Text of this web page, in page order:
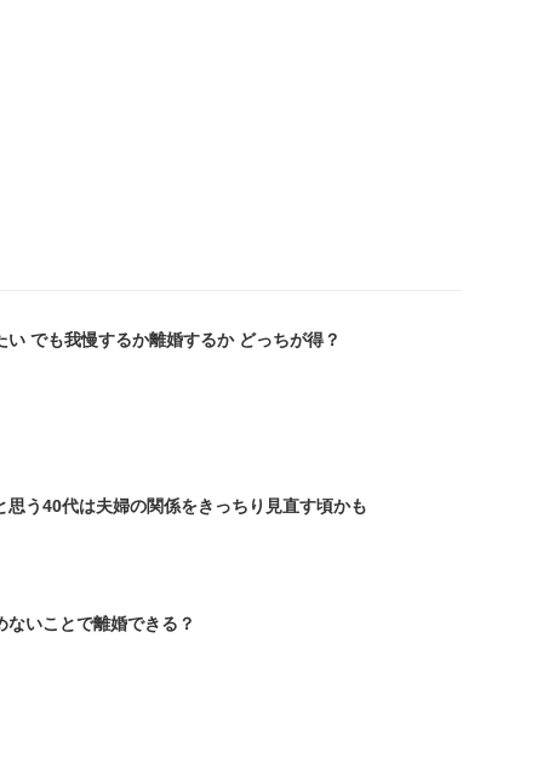
い でも我慢するか離婚するか どっちが得？
思う40代は夫婦の関係をきっちり見直す頃かも
ないことで離婚できる？